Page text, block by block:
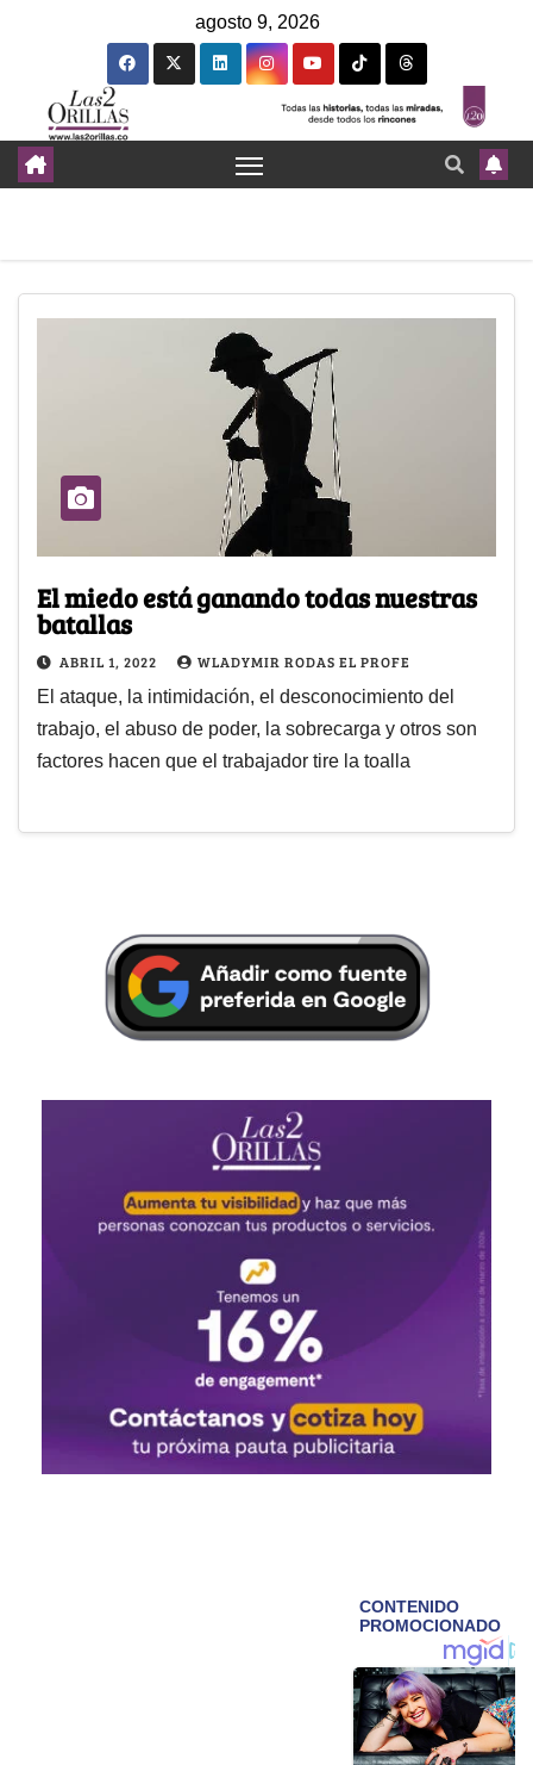
agosto 9, 2026
El miedo está ganando todas nuestras
batallas
ABRIL 1, 2022 WLADYMIR RODAS EL PROFE
El ataque, la intimidación, el desconocimiento del
trabajo, el abuso de poder, la sobrecarga y otros son
factores hacen que el trabajador tire la toalla